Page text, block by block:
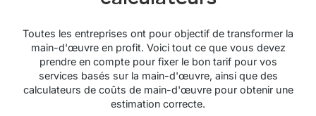
Toutes les entreprises ont pour objectif de transformer la
main-d'œuvre en profit. Voici tout ce que vous devez
prendre en compte pour fixer le bon tarif pour vos
services basés sur la main-d'œuvre, ainsi que des
calculateurs de coûts de main-d'œuvre pour obtenir une
estimation correcte.